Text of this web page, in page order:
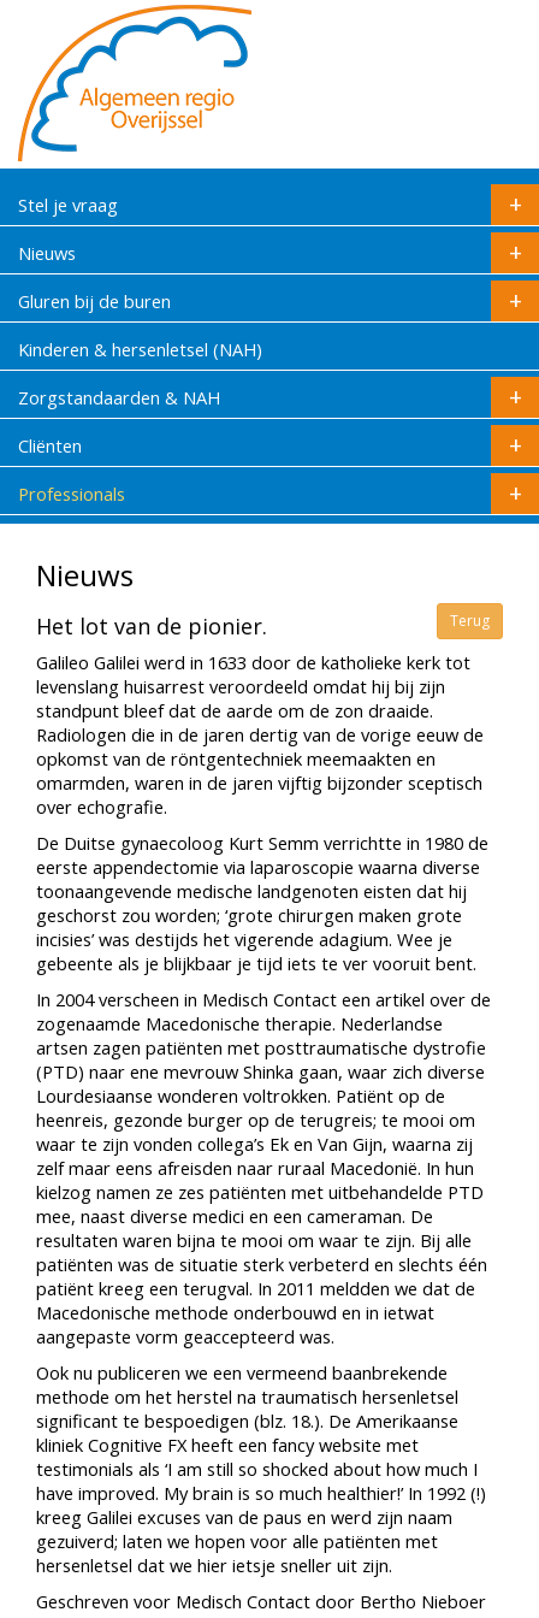
Stel je vraag
Nieuws
Gluren bij de buren
Kinderen & hersenletsel (NAH)
Zorgstandaarden & NAH
Cliënten
Professionals
Nieuws
Terug
Het lot van de pionier.
Galileo Galilei werd in 1633 door de katholieke kerk tot
levenslang huisarrest veroordeeld omdat hij bij zijn
standpunt bleef dat de aarde om de zon draaide.
Radiologen die in de jaren dertig van de vorige eeuw de
opkomst van de röntgentechniek meemaakten en
omarmden, waren in de jaren vijftig bijzonder sceptisch
over echografie.
De Duitse gynaecoloog Kurt Semm verrichtte in 1980 de
eerste appendectomie via laparoscopie waarna diverse
toonaangevende medische landgenoten eisten dat hij
geschorst zou worden; ‘grote chirurgen maken grote
incisies’ was destijds het vigerende adagium. Wee je
gebeente als je blijkbaar je tijd iets te ver vooruit bent.
In 2004 verscheen in Medisch Contact een artikel over de
zogenaamde Macedonische therapie. Nederlandse
artsen zagen patiënten met posttraumatische dystrofie
(PTD) naar ene mevrouw Shinka gaan, waar zich diverse
Lourdesiaanse wonderen voltrokken. Patiënt op de
heenreis, gezonde burger op de terugreis; te mooi om
waar te zijn vonden collega’s Ek en Van Gijn, waarna zij
zelf maar eens afreisden naar ruraal Macedonië. In hun
kielzog namen ze zes patiënten met uitbehandelde PTD
mee, naast diverse medici en een cameraman. De
resultaten waren bijna te mooi om waar te zijn. Bij alle
patiënten was de situatie sterk verbeterd en slechts één
patiënt kreeg een terugval. In 2011 meldden we dat de
Macedonische methode onderbouwd en in ietwat
aangepaste vorm geaccepteerd was.
Ook nu publiceren we een vermeend baanbrekende
methode om het herstel na traumatisch hersenletsel
significant te bespoedigen (blz. 18.). De Amerikaanse
kliniek Cognitive FX heeft een fancy website met
testimonials als ‘I am still so shocked about how much I
have improved. My brain is so much healthier!’ In 1992 (!)
kreeg Galilei excuses van de paus en werd zijn naam
gezuiverd; laten we hopen voor alle patiënten met
hersenletsel dat we hier ietsje sneller uit zijn.
Geschreven voor Medisch Contact door Bertho Nieboer